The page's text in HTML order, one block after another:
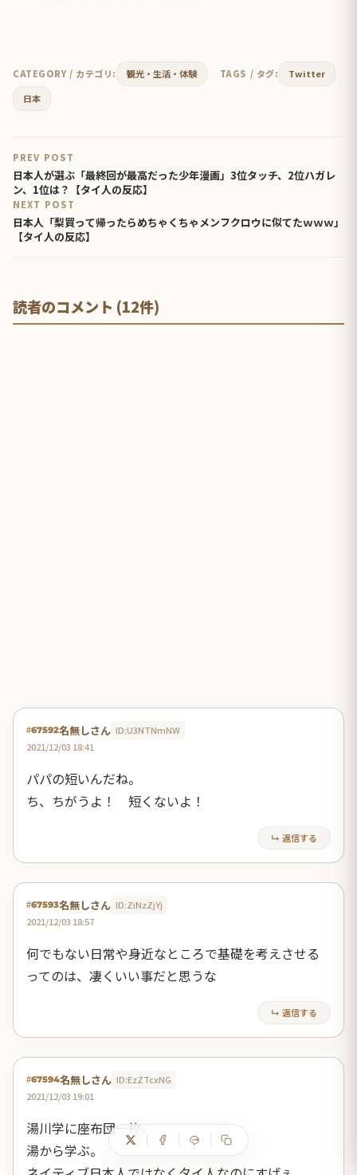
CATEGORY / カテゴリ: 観光・生活・体験 TAGS / タグ:
Twitter
日本
PREV POST
日本人が選ぶ「最終回が最高だった少年漫画」3位タッチ、2位ハガレ
ン、1位は？【タイ人の反応】
NEXT POST
日本人「梨買って帰ったらめちゃくちゃメンフクロウに似てたｗｗｗ」
【タイ人の反応】
読者のコメント (12件)
#67592名無しさん ID:U3NTNmNW
2021/12/03 18:41
パパの短いんだね。
ち、ちがうよ！ 短くないよ！
↳ 返信する
#67593名無しさん ID:ZiNzZjYj
2021/12/03 18:57
何でもない日常や身近なところで基礎を考えさせる
ってのは、凄くいい事だと思うな
↳ 返信する
#67594名無しさん ID:EzZTcxNG
2021/12/03 19:01
湯川学に座布団一枚。
湯から学ぶ。